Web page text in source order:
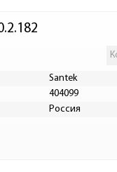
Santek
404099
Россия